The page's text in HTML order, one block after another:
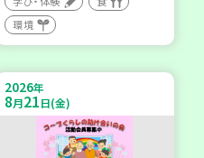
環境
2026年
8月21日(金)